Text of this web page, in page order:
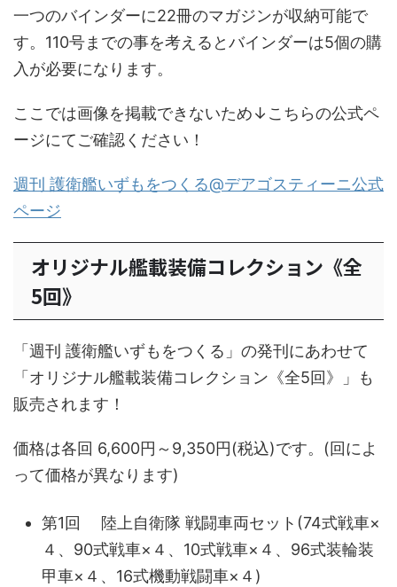
一つのバインダーに22冊のマガジンが収納可能で
す。110号までの事を考えるとバインダーは5個の購
入が必要になります。
ここでは画像を掲載できないため↓こちらの公式ペ
ージにてご確認ください！
週刊 護衛艦いずもをつくる@デアゴスティーニ公式
ページ
オリジナル艦載装備コレクション《全
5回》
「週刊 護衛艦いずもをつくる」の発刊にあわせて
「オリジナル艦載装備コレクション《全5回》」も
販売されます！
価格は各回 6,600円～9,350円(税込)です。(回によ
って価格が異なります)
第1回 陸上自衛隊 戦闘車両セット(74式戦車×
４、90式戦車×４、10式戦車×４、96式装輪装
甲車×４、16式機動戦闘車×４)